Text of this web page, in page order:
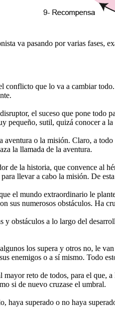
va pasando por varias
conflicto que lo va a cambiar
el suceso que pone
pequeño, sutil, quizá conocer a
o la misión. Claro, a
la llamada de la aventura.
de la historia, que convence al
llevar a cabo la misión. De
el mundo extraordinario le
sus numerosos obstáculos. Ha
obstáculos a lo largo del
los supera y otros no, le
enemigos o a sí mismo. Todo
reto de todos, para el que,
si de nuevo cruzase el umbral.
haya superado o no haya